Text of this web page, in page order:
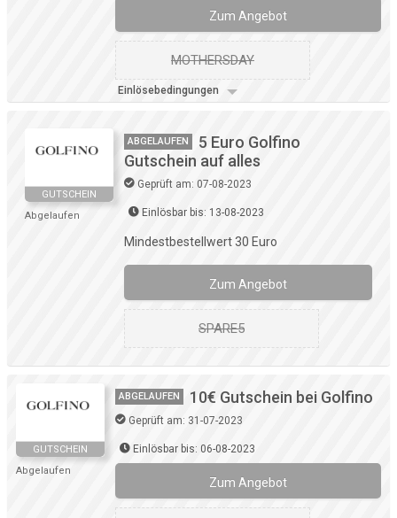
Zum Angebot
MOTHERSDAY
Einlösebedingungen
GUTSCHEIN
Abgelaufen
ABGELAUFEN
5 Euro Golfino
Gutschein auf alles
Geprüft am: 07-08-2023
Einlösbar bis: 13-08-2023
Mindestbestellwert 30 Euro
Zum Angebot
SPARE5
GUTSCHEIN
Abgelaufen
ABGELAUFEN 10€ Gutschein bei Golfino
Geprüft am: 31-07-2023
Einlösbar bis: 06-08-2023
Zum Angebot